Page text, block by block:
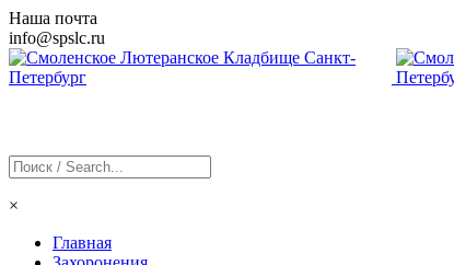
Наша почта
info@spslc.ru
×
Главная